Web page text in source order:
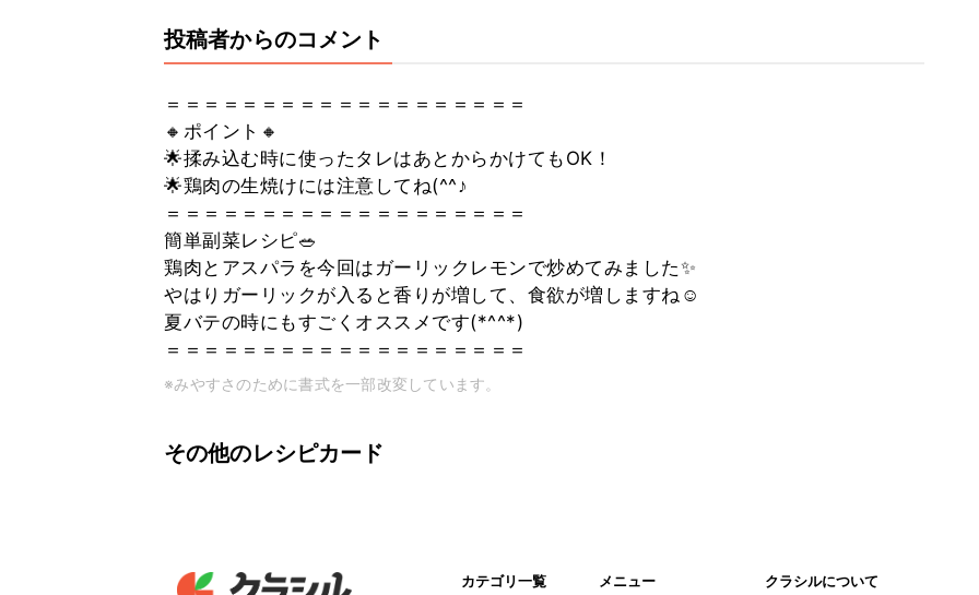
投稿者からのコメント
＝＝＝＝＝＝＝＝＝＝＝＝＝＝＝＝＝＝＝
🔸ポイント🔸
🌟揉み込む時に使ったタレはあとからかけてもOK！
🌟鶏肉の生焼けには注意してね(^^♪
＝＝＝＝＝＝＝＝＝＝＝＝＝＝＝＝＝＝＝
簡単副菜レシピ🥗
鶏肉とアスパラを今回はガーリックレモンで炒めてみました✨
やはりガーリックが入ると香りが増して、食欲が増しますね☺️
夏バテの時にもすごくオススメです(*^^*)
＝＝＝＝＝＝＝＝＝＝＝＝＝＝＝＝＝＝＝
※みやすさのために書式を一部改変しています。
その他のレシピカード
カテゴリ一覧 メニュー クラシルについて